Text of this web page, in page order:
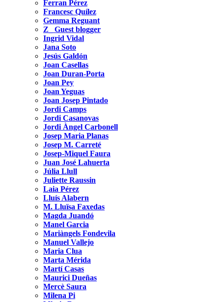
Ferran Pérez
Francesc Quílez
Gemma Reguant
Z_ Guest blogger
Ingrid Vidal
Jana Soto
Jesús Galdón
Joan Casellas
Joan Duran-Porta
Joan Pey
Joan Yeguas
Joan Josep Pintado
Jordi Camps
Jordi Casanovas
Jordi Àngel Carbonell
Josep Maria Planas
Josep M. Carreté
Josep-Miquel Faura
Juan José Lahuerta
Júlia Llull
Juliette Raussin
Laia Pérez
Lluís Alabern
M. Lluïsa Faxedas
Magda Juandó
Manel Garcia
Mariàngels Fondevila
Manuel Vallejo
Maria Clua
Marta Mérida
Martí Casas
Maurici Dueñas
Mercè Saura
Milena Pi